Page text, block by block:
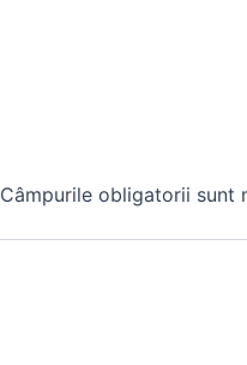
Câmpurile obligatorii sunt